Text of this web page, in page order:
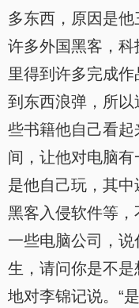
多东西，原因是
许多外国黑客，
里得到许多完成
到东西浪弹，所
些书籍他自己看
间，让他对电脑
是他自己玩，其
黑客入侵软件等
一些电脑公司，
生，请问你是不是
地对李锦记说。“